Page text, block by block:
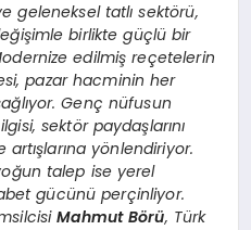
geleneksel tatlı sektörü,
birlikte güçlü bir
edilmiş reçetelerin
pazar hacminin her
Genç nüfusun
sektör paydaşlarını
artışlarına yönlendiriyor.
talep ise yerel
gücünü perçinliyor.
Mahmut Börü, Türk